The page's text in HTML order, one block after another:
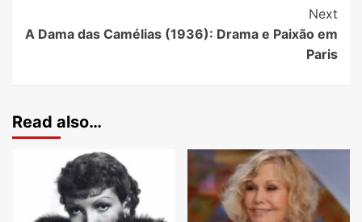
Next
A Dama das Camélias (1936): Drama e Paixão em
Paris
Read also…